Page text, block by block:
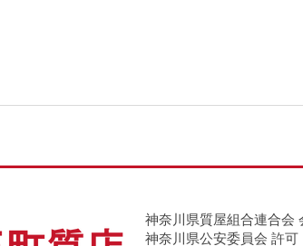
神奈川県質屋組合連合会
神奈川県公安委員会 許可